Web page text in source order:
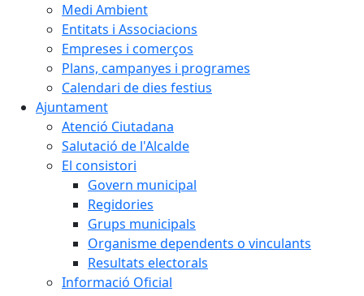
Medi Ambient
Entitats i Associacions
Empreses i comerços
Plans, campanyes i programes
Calendari de dies festius
Ajuntament
Atenció Ciutadana
Salutació de l'Alcalde
El consistori
Govern municipal
Regidories
Grups municipals
Organisme dependents o vinculants
Resultats electorals
Informació Oficial